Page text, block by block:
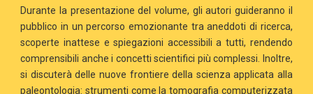
Durante la presentazione del volume, gli autori guideranno il
pubblico in un percorso emozionante tra aneddoti di ricerca,
scoperte inattese e spiegazioni accessibili a tutti, rendendo
comprensibili anche i concetti scientifici più complessi. Inoltre,
si discuterà delle nuove frontiere della scienza applicata alla
paleontologia: strumenti come la tomografia computerizzata